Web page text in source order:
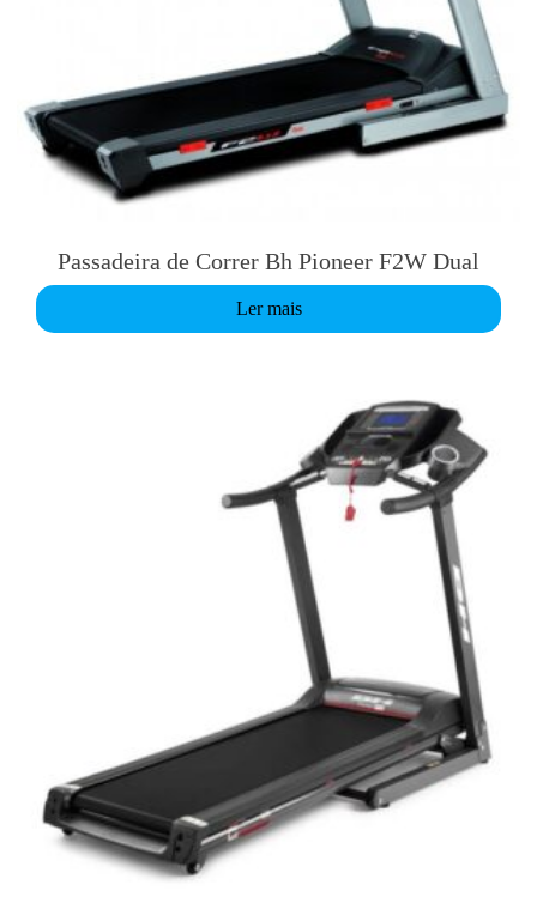
Passadeira de Correr Bh Pioneer F2W Dual
Ler mais